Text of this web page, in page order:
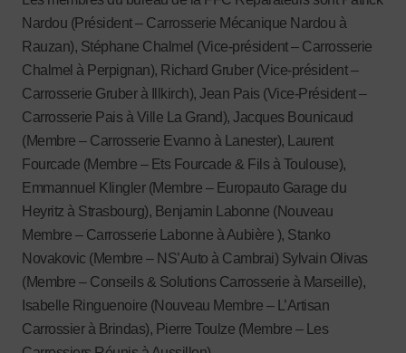
Nardou (Président – Carrosserie Mécanique Nardou à
Rauzan), Stéphane Chalmel (Vice-président – Carrosserie
Chalmel à Perpignan), Richard Gruber (Vice-président –
Carrosserie Gruber à Illkirch), Jean Pais (Vice-Président –
Carrosserie Pais à Ville La Grand), Jacques Bounicaud
(Membre – Carrosserie Evanno à Lanester), Laurent
Fourcade (Membre – Ets Fourcade & Fils à Toulouse),
Emmannuel Klingler (Membre – Europauto Garage du
Heyritz à Strasbourg), Benjamin Labonne (Nouveau
Membre – Carrosserie Labonne à Aubière ), Stanko
Novakovic (Membre – NS’Auto à Cambrai) Sylvain Olivas
(Membre – Conseils & Solutions Carrosserie à Marseille),
Isabelle Ringuenoire (Nouveau Membre – L’Artisan
Carrossier à Brindas), Pierre Toulze (Membre – Les